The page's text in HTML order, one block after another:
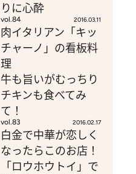
りに心酔
vol.84 2016.03.11
肉イタリアン「キッ
チャーノ」の看板料
理
牛も旨いがむっちり
チキンも食べてみ
て！
vol.83 2016.02.17
白金で中華が恋しく
なったらこのお店！
「ロウホウトイ」で